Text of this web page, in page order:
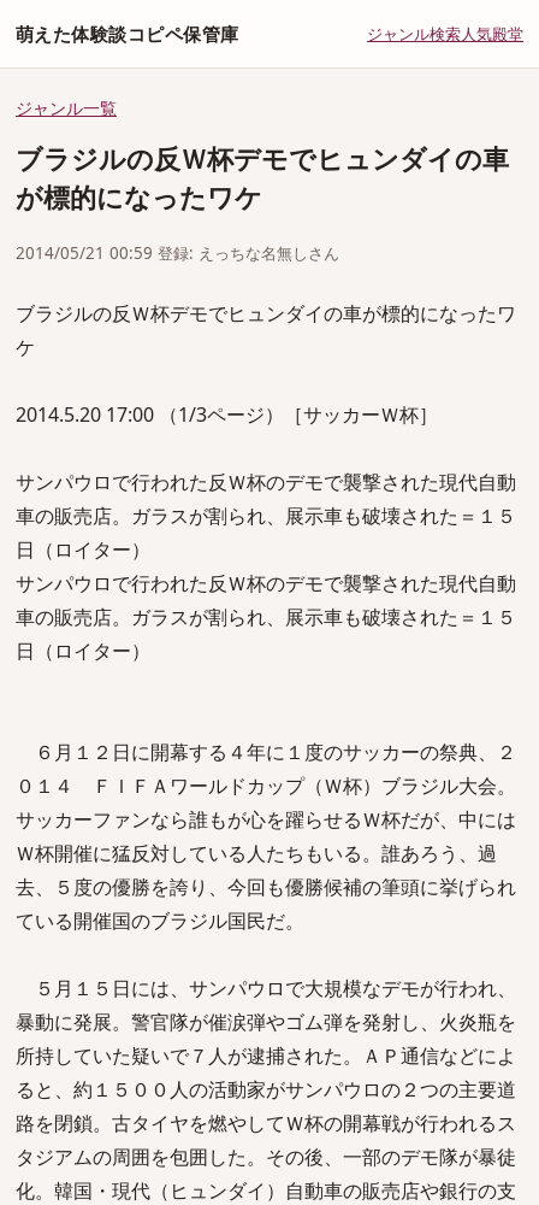
萌えた体験談コピペ保管庫 ジャンル検索人気殿堂
ジャンル一覧
ブラジルの反Ｗ杯デモでヒュンダイの車
が標的になったワケ
2014/05/21 00:59 登録: えっちな名無しさん
ブラジルの反Ｗ杯デモでヒュンダイの車が標的になったワ
ケ
2014.5.20 17:00 （1/3ページ）［サッカーＷ杯］
サンパウロで行われた反Ｗ杯のデモで襲撃された現代自動
車の販売店。ガラスが割られ、展示車も破壊された＝１５
日（ロイター）
サンパウロで行われた反Ｗ杯のデモで襲撃された現代自動
車の販売店。ガラスが割られ、展示車も破壊された＝１５
日（ロイター）
６月１２日に開幕する４年に１度のサッカーの祭典、２
０１４ ＦＩＦＡワールドカップ（Ｗ杯）ブラジル大会。
サッカーファンなら誰もが心を躍らせるＷ杯だが、中には
Ｗ杯開催に猛反対している人たちもいる。誰あろう、過
去、５度の優勝を誇り、今回も優勝候補の筆頭に挙げられ
ている開催国のブラジル国民だ。
５月１５日には、サンパウロで大規模なデモが行われ、
暴動に発展。警官隊が催涙弾やゴム弾を発射し、火炎瓶を
所持していた疑いで７人が逮捕された。ＡＰ通信などによ
ると、約１５００人の活動家がサンパウロの２つの主要道
路を閉鎖。古タイヤを燃やしてＷ杯の開幕戦が行われるス
タジアムの周囲を包囲した。その後、一部のデモ隊が暴徒
化。韓国・現代（ヒュンダイ）自動車の販売店や銀行の支